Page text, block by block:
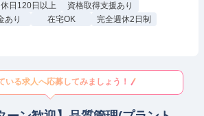
日120日以上
資格取得支援あり
あり 在宅OK
完全週休2日制
いる求人へ応募してみましょう！